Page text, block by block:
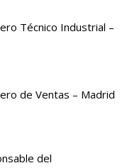
Técnico Industrial –
de Ventas – Madrid
del